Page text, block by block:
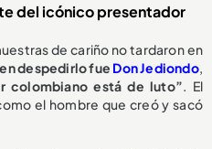
del icónico presentador
de cariño no tardaron en
despedirlo fue Don Jediondo,
colombiano está de luto”. El
el hombre que creó y sacó